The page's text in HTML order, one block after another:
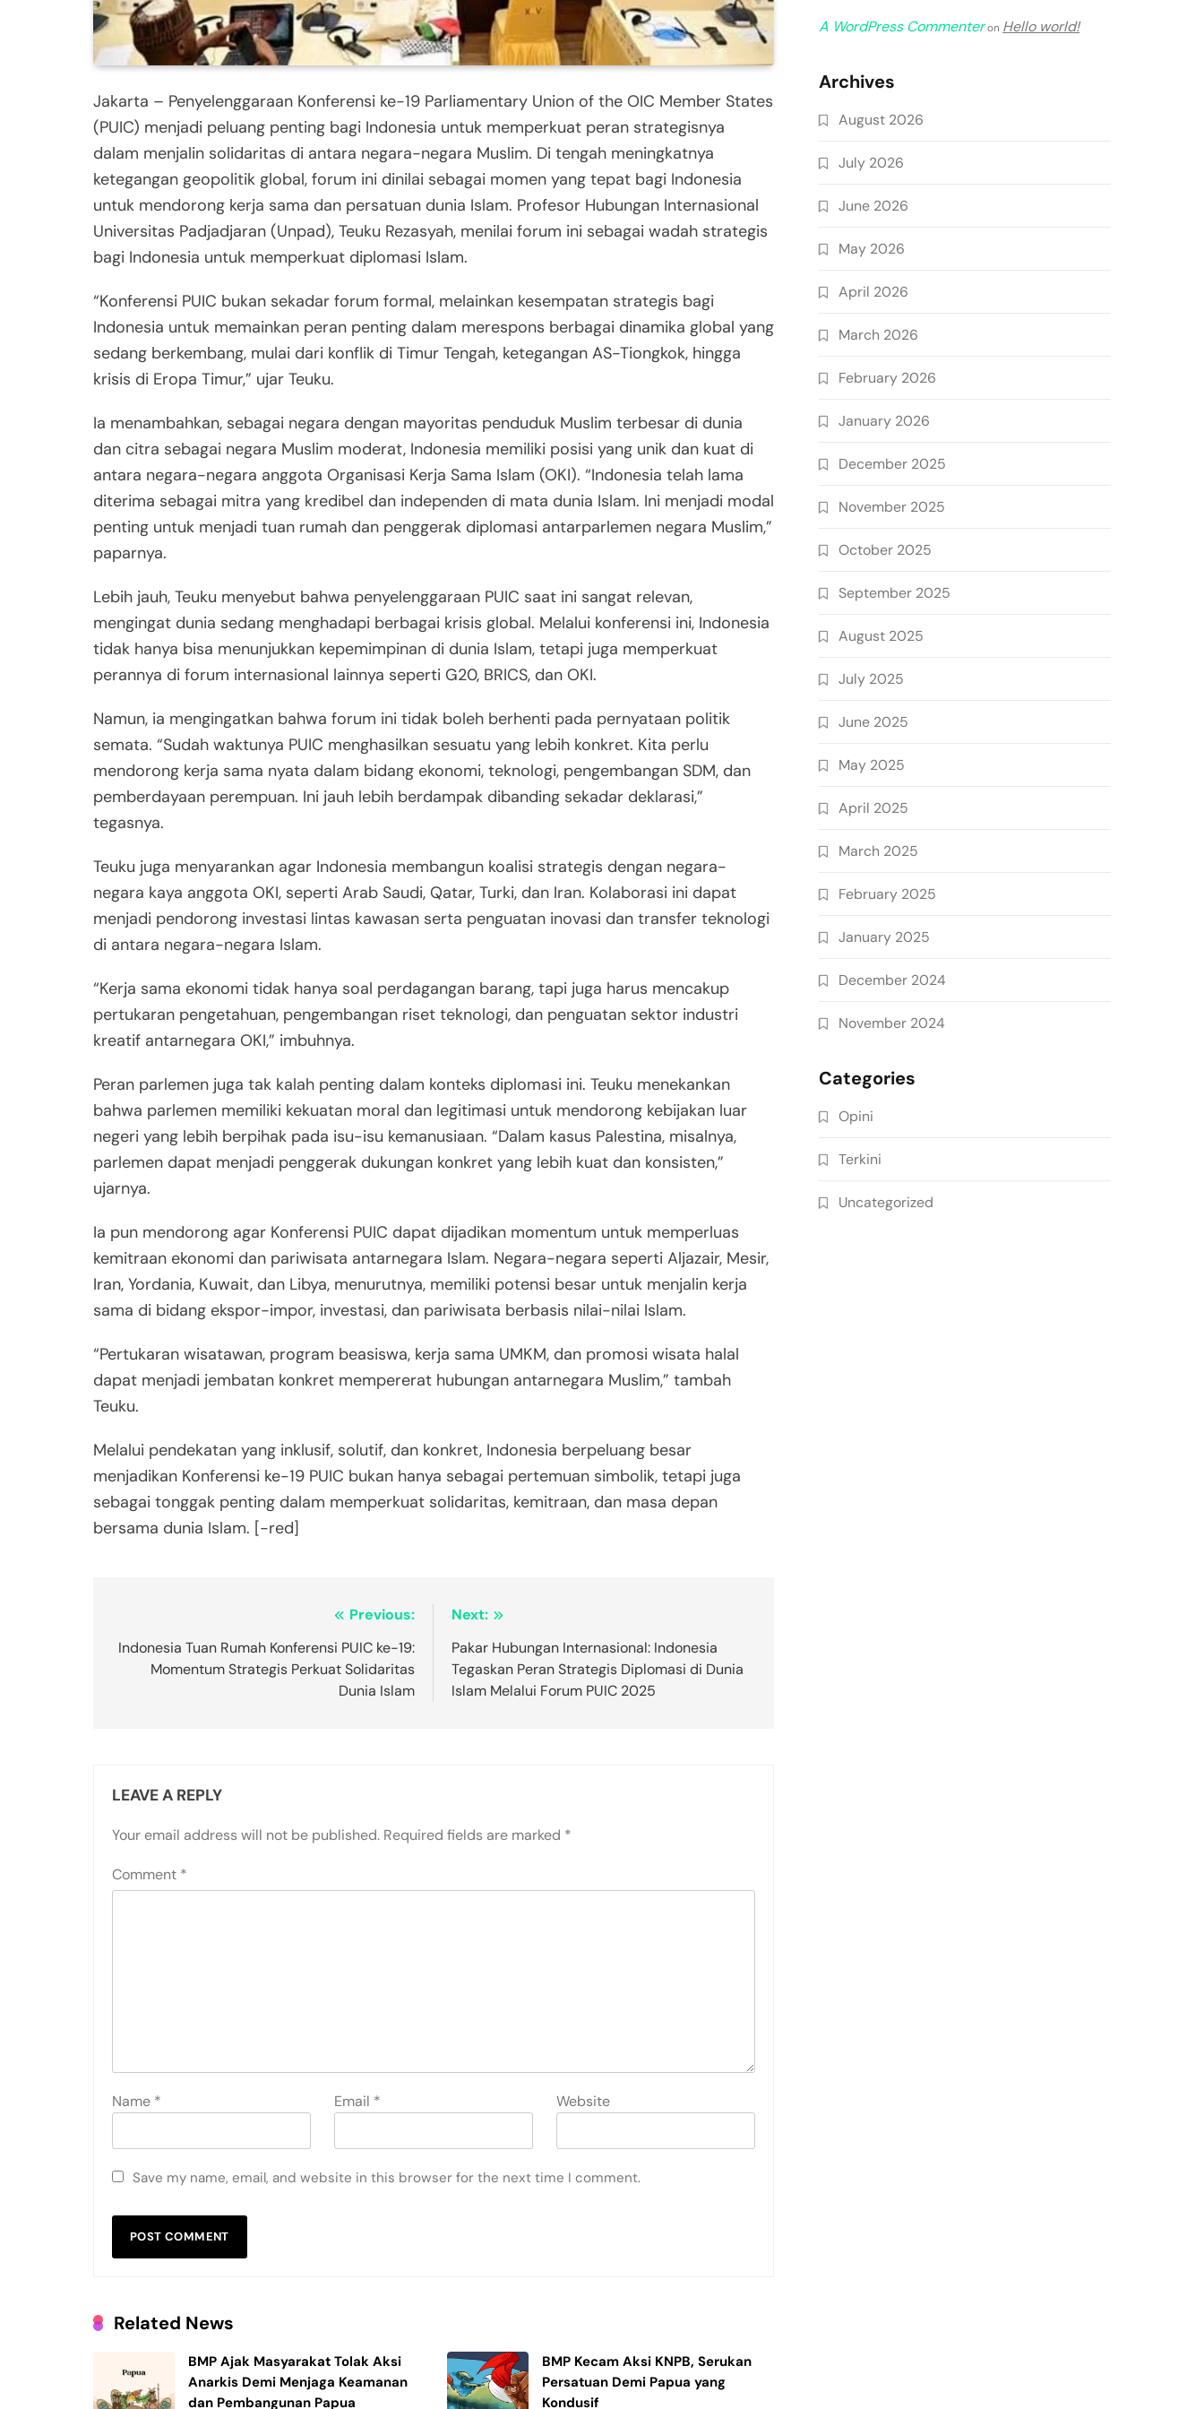
Jakarta – Penyelenggaraan Konferensi ke-19 Parliamentary Union of the OIC Member States
(PUIC) menjadi peluang penting bagi Indonesia untuk memperkuat peran strategisnya
dalam menjalin solidaritas di antara negara-negara Muslim. Di tengah meningkatnya
ketegangan geopolitik global, forum ini dinilai sebagai momen yang tepat bagi Indonesia
untuk mendorong kerja sama dan persatuan dunia Islam. Profesor Hubungan Internasional
Universitas Padjadjaran (Unpad), Teuku Rezasyah, menilai forum ini sebagai wadah strategis
bagi Indonesia untuk memperkuat diplomasi Islam.
“Konferensi PUIC bukan sekadar forum formal, melainkan kesempatan strategis bagi
Indonesia untuk memainkan peran penting dalam merespons berbagai dinamika global yang
sedang berkembang, mulai dari konflik di Timur Tengah, ketegangan AS-Tiongkok, hingga
krisis di Eropa Timur,” ujar Teuku.
Ia menambahkan, sebagai negara dengan mayoritas penduduk Muslim terbesar di dunia
dan citra sebagai negara Muslim moderat, Indonesia memiliki posisi yang unik dan kuat di
antara negara-negara anggota Organisasi Kerja Sama Islam (OKI). “Indonesia telah lama
diterima sebagai mitra yang kredibel dan independen di mata dunia Islam. Ini menjadi modal
penting untuk menjadi tuan rumah dan penggerak diplomasi antarparlemen negara Muslim,”
paparnya.
Lebih jauh, Teuku menyebut bahwa penyelenggaraan PUIC saat ini sangat relevan,
mengingat dunia sedang menghadapi berbagai krisis global. Melalui konferensi ini, Indonesia
tidak hanya bisa menunjukkan kepemimpinan di dunia Islam, tetapi juga memperkuat
perannya di forum internasional lainnya seperti G20, BRICS, dan OKI.
Namun, ia mengingatkan bahwa forum ini tidak boleh berhenti pada pernyataan politik
semata. “Sudah waktunya PUIC menghasilkan sesuatu yang lebih konkret. Kita perlu
mendorong kerja sama nyata dalam bidang ekonomi, teknologi, pengembangan SDM, dan
pemberdayaan perempuan. Ini jauh lebih berdampak dibanding sekadar deklarasi,”
tegasnya.
Teuku juga menyarankan agar Indonesia membangun koalisi strategis dengan negara-
negara kaya anggota OKI, seperti Arab Saudi, Qatar, Turki, dan Iran. Kolaborasi ini dapat
menjadi pendorong investasi lintas kawasan serta penguatan inovasi dan transfer teknologi
di antara negara-negara Islam.
“Kerja sama ekonomi tidak hanya soal perdagangan barang, tapi juga harus mencakup
pertukaran pengetahuan, pengembangan riset teknologi, dan penguatan sektor industri
kreatif antarnegara OKI,” imbuhnya.
Peran parlemen juga tak kalah penting dalam konteks diplomasi ini. Teuku menekankan
bahwa parlemen memiliki kekuatan moral dan legitimasi untuk mendorong kebijakan luar
negeri yang lebih berpihak pada isu-isu kemanusiaan. “Dalam kasus Palestina, misalnya,
parlemen dapat menjadi penggerak dukungan konkret yang lebih kuat dan konsisten,”
ujarnya.
Ia pun mendorong agar Konferensi PUIC dapat dijadikan momentum untuk memperluas
kemitraan ekonomi dan pariwisata antarnegara Islam. Negara-negara seperti Aljazair, Mesir,
Iran, Yordania, Kuwait, dan Libya, menurutnya, memiliki potensi besar untuk menjalin kerja
sama di bidang ekspor-impor, investasi, dan pariwisata berbasis nilai-nilai Islam.
“Pertukaran wisatawan, program beasiswa, kerja sama UMKM, dan promosi wisata halal
dapat menjadi jembatan konkret mempererat hubungan antarnegara Muslim,” tambah
Teuku.
Melalui pendekatan yang inklusif, solutif, dan konkret, Indonesia berpeluang besar
menjadikan Konferensi ke-19 PUIC bukan hanya sebagai pertemuan simbolik, tetapi juga
sebagai tonggak penting dalam memperkuat solidaritas, kemitraan, dan masa depan
bersama dunia Islam. [-red]
navigation
Previous:
Indonesia Tuan Rumah Konferensi PUIC ke-19:
Momentum Strategis Perkuat Solidaritas
Dunia Islam
Next:
Pakar Hubungan Internasional: Indonesia
Tegaskan Peran Strategis Diplomasi di Dunia
Islam Melalui Forum PUIC 2025
LEAVE A REPLY
Your email address will not be published. Required fields are marked *
Comment *
Name * Email * Website
Save my name, email, and website in this browser for the next time I comment.
Related News
BMP Ajak Masyarakat Tolak Aksi
Anarkis Demi Menjaga Keamanan
dan Pembangunan Papua
BMP Kecam Aksi KNPB, Serukan
Persatuan Demi Papua yang
Kondusif
A WordPress Commenteron Hello world!
Archives
August 2026
July 2026
June 2026
May 2026
April 2026
March 2026
February 2026
January 2026
December 2025
November 2025
October 2025
September 2025
August 2025
July 2025
June 2025
May 2025
April 2025
March 2025
February 2025
January 2025
December 2024
November 2024
Categories
Opini
Terkini
Uncategorized